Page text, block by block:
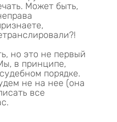
Может быть,
но это не первый
в принципе,
порядке.
не на нее (она
все